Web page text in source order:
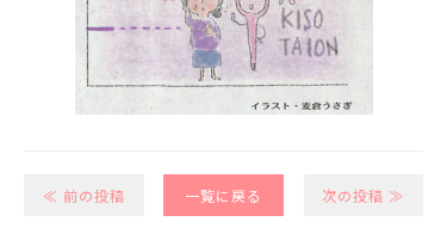
≪ 前の投稿 一覧に戻る 次の投稿 ≫